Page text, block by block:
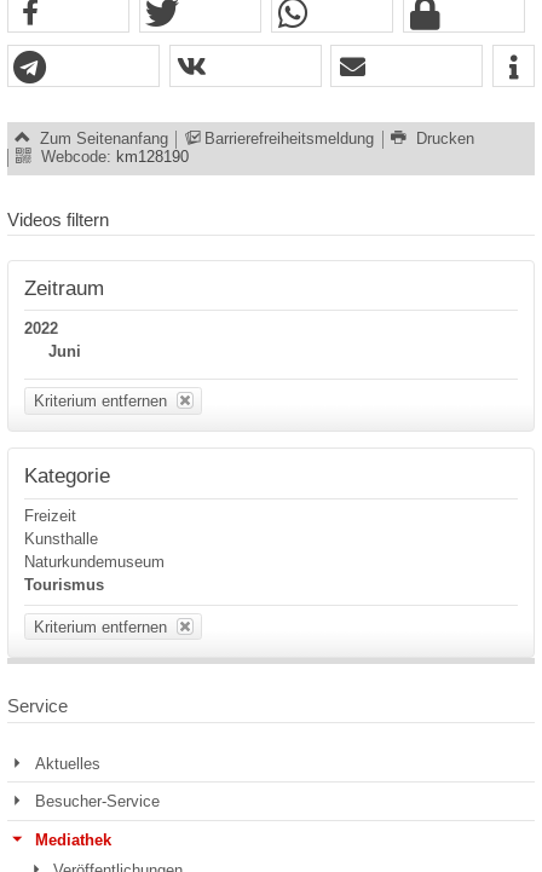
Zum Seitenanfang Barrierefreiheitsmeldung
Drucken
Webcode: km128190
Videos filtern
Zeitraum
2022
Juni
Kriterium entfernen
Kategorie
Freizeit
Kunsthalle
Naturkundemuseum
Tourismus
Kriterium entfernen
Service
Aktuelles
Besucher-Service
Mediathek